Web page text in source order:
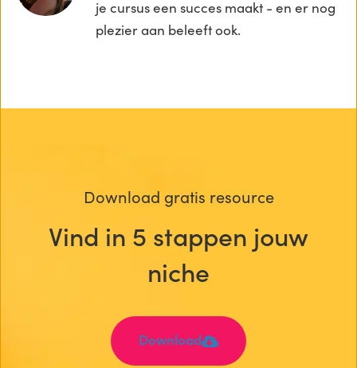
je cursus een succes maakt - en er nog
plezier aan beleeft ook.
Download gratis resource
Vind in 5 stappen jouw
niche
Download